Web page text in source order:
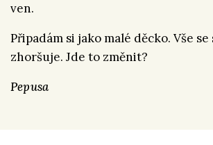
ven.
Připadám si jako malé děcko. Vše se
zhoršuje. Jde to změnit?
Pepusa